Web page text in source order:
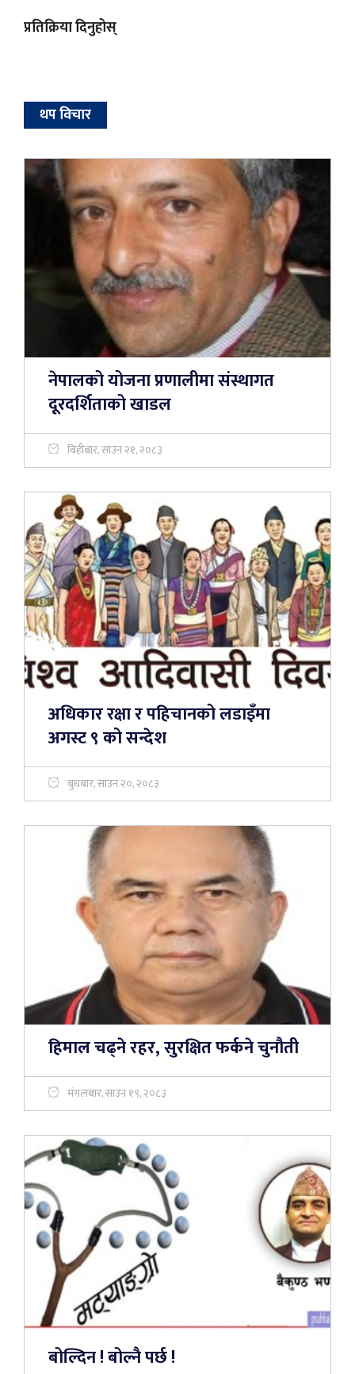
प्रतिक्रिया दिनुहोस्
थप विचार
नेपालको योजना प्रणालीमा संस्थागत
दूरदर्शिताको खाडल
बिहीबार, साउन २१, २०८३
अधिकार रक्षा र पहिचानको लडाइँमा
अगस्ट ९ को सन्देश
बुधबार, साउन २०, २०८३
हिमाल चढ्ने रहर, सुरक्षित फर्कने चुनौती
मंगलबार, साउन १९, २०८३
बोल्दिन ! बोल्नै पर्छ !